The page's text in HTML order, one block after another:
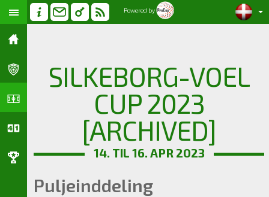
Powered by
SILKEBORG-VOEL
CUP 2023
[ARCHIVED]
14. TIL 16. APR 2023
Puljeinddeling